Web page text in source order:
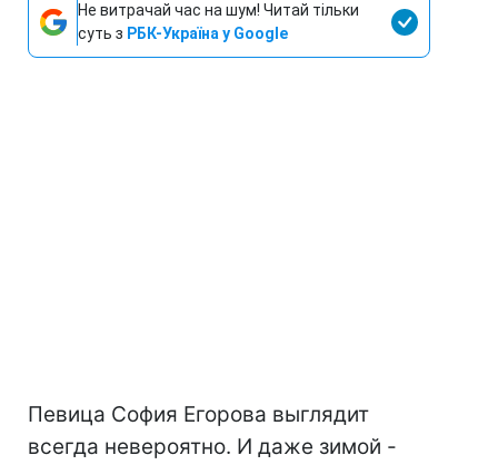
Не витрачай час на шум! Читай тільки
суть з РБК-Україна у Google
Певица София Егорова выглядит
всегда невероятно. И даже зимой -